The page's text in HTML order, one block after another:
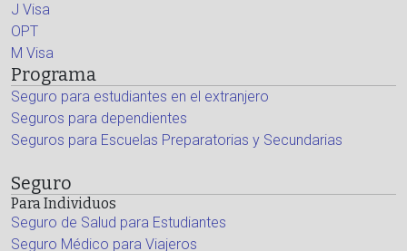
J Visa
OPT
M Visa
Programa
Seguro para estudiantes en el extranjero
Seguros para dependientes
Seguros para Escuelas Preparatorias y Secundarias
Seguro
Para Individuos
Seguro de Salud para Estudiantes
Seguro Médico para Viajeros